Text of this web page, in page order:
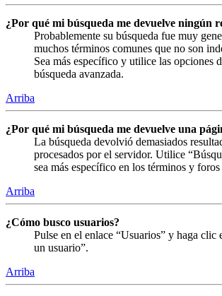
¿Por qué mi búsqueda me devuelve ningún
Probablemente su búsqueda fue muy
muchos términos comunes que no son
Sea más específico y utilice las opciones
búsqueda avanzada.
Arriba
¿Por qué mi búsqueda me devuelve una
La búsqueda devolvió demasiados
procesados por el servidor. Utilice
sea más específico en los términos y foros
Arriba
¿Cómo busco usuarios?
Pulse en el enlace “Usuarios” y haga clic
un usuario”.
Arriba